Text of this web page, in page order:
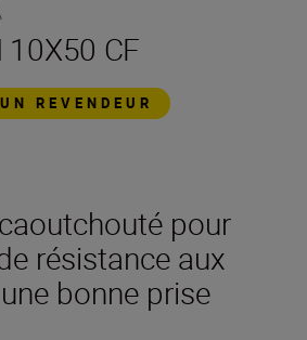
10X50 CF
REVENDEUR
pour
résistance aux
bonne prise